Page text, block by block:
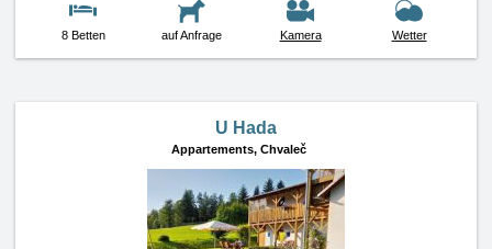
8 Betten auf Anfrage Kamera Wetter
U Hada
Appartements, Chvaleč